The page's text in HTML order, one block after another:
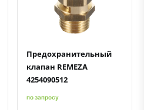
Быстрый просмотрДобавить к сравнению
Предохранительный
клапан REMEZA
4254090512
по запросу